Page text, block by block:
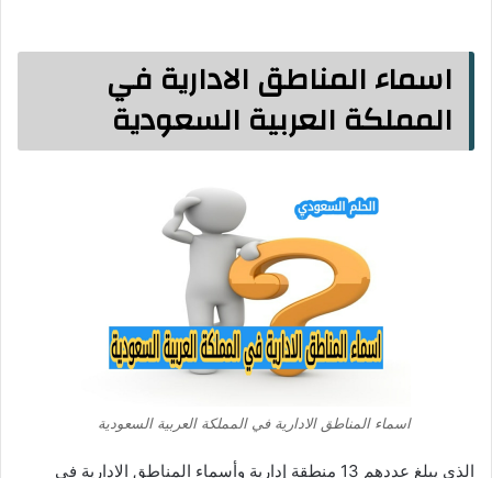
اسماء المناطق الادارية في
المملكة العربية السعودية
اسماء المناطق الادارية في المملكة العربية السعودية
الذي يبلغ عددهم 13 منطقة إدارية وأسماء المناطق الادارية في